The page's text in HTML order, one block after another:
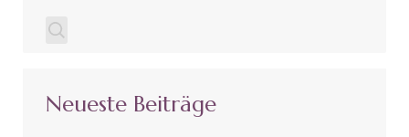
Neueste Beiträge